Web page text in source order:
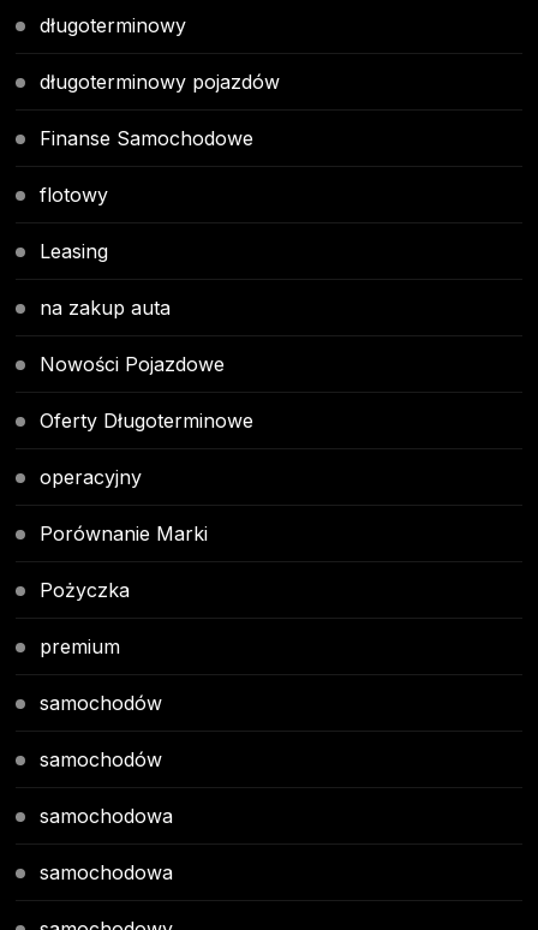
długoterminowy
długoterminowy pojazdów
Finanse Samochodowe
flotowy
Leasing
na zakup auta
Nowości Pojazdowe
Oferty Długoterminowe
operacyjny
Porównanie Marki
Pożyczka
premium
samochodów
samochodów
samochodowa
samochodowa